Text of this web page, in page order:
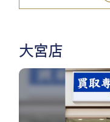
大宮店